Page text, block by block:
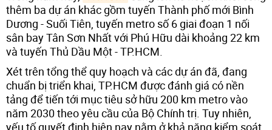
thêm ba dự án khác gồm tuyến Thành phố mới Bình
Dương - Suối Tiên, tuyến metro số 6 giai đoạn 1 nối
sân bay Tân Sơn Nhất với Phú Hữu dài khoảng 22 km
và tuyến Thủ Dầu Một - TP.HCM.
Xét trên tổng thể quy hoạch và các dự án đã, đang
chuẩn bị triển khai, TP.HCM được đánh giá có nền
tảng để tiến tới mục tiêu sở hữu 200 km metro vào
năm 2030 theo yêu cầu của Bộ Chính trị. Tuy nhiên,
yếu tố quyết định hiện nay nằm ở khả năng kiểm soát